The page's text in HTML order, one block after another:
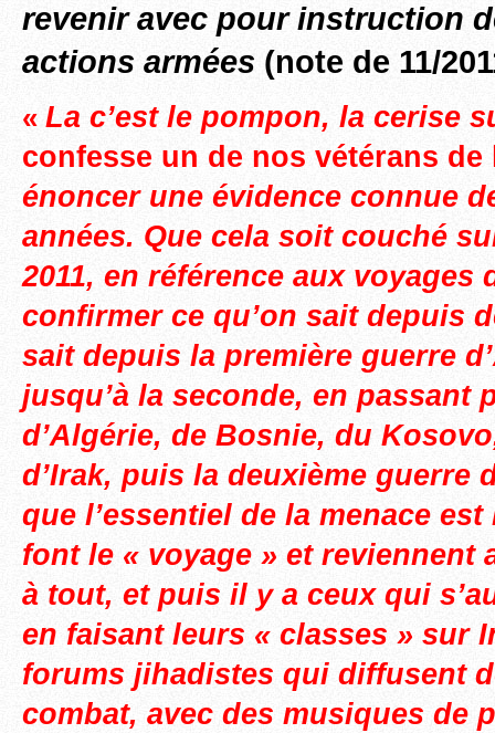
revenir avec pour instruction
actions armées (note de 11/
« La c’est le pompon, la cerise
confesse un de nos vétérans de
énoncer une évidence connue
années. Que cela soit couché
2011, en référence aux voyages
confirmer ce qu’on sait depuis
sait depuis la première guerre
jusqu’à la seconde, en passant
d’Algérie, de Bosnie, du
d’Irak, puis la deuxième guerre
que l’essentiel de la menace
font le « voyage » et reviennent
à tout, et puis il y a ceux qui
en faisant leurs « classes » sur
forums jihadistes qui diffusent
combat, avec des musiques de